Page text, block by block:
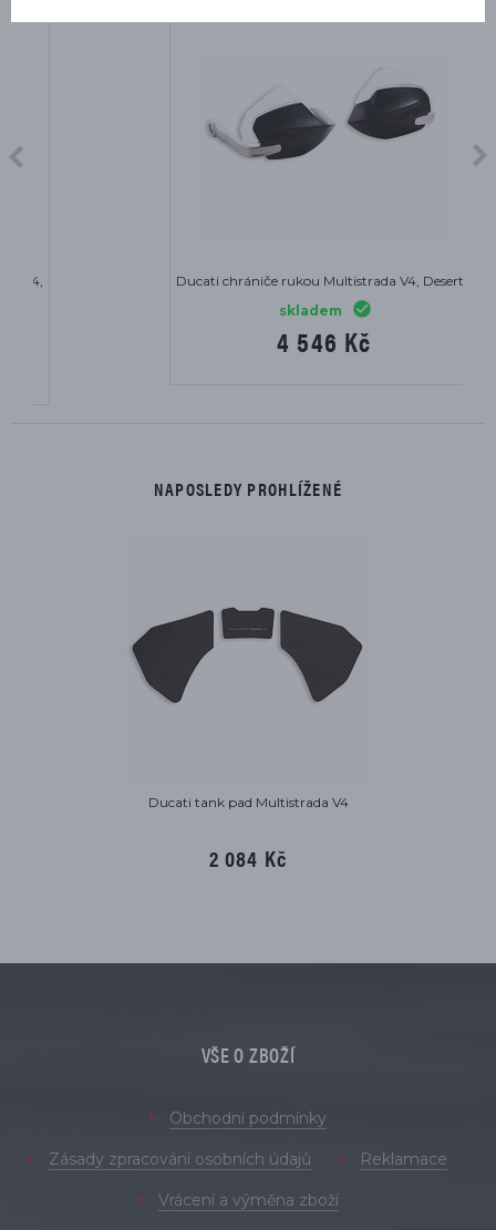
Ducati chrániče rukou Multistrada V4, DesertX
4 546 Kč
NAPOSLEDY PROHLÍŽENÉ
Ducati tank pad Multistrada V4
2 084 Kč
VŠE O ZBOŽÍ
Obchodní podmínky
Zásady zpracování osobních údajů Reklamace
Vrácení a výměna zboží